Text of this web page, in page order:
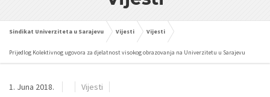
Sindikat Univerziteta u Sarajevu Vijesti Vijesti
Prijedlog Kolektivnog ugovora za djelatnost visokog obrazovanja na Univerzitetu u Sarajevu
1. Juna 2018. Vijesti